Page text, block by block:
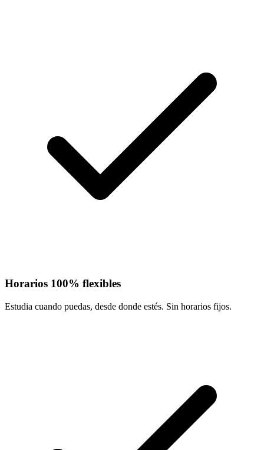
Horarios 100% flexibles
Estudia cuando puedas, desde donde estés. Sin horarios fijos.